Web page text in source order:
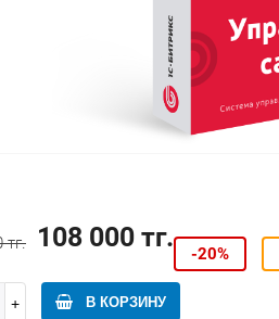
тг. 108 000 тг.
-20%
В КОРЗИНУ